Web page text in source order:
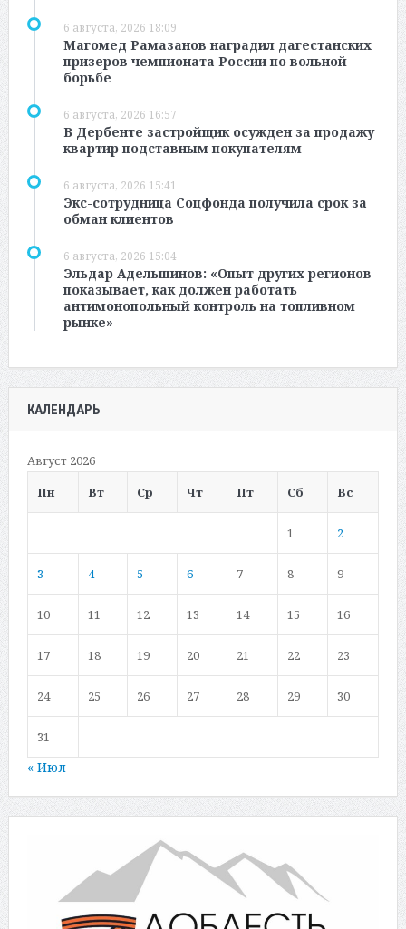
6 августа, 2026 18:09
Магомед Рамазанов наградил дагестанских
призеров чемпионата России по вольной
борьбе
6 августа, 2026 16:57
В Дербенте застройщик осужден за продажу
квартир подставным покупателям
6 августа, 2026 15:41
Экс-сотрудница Соцфонда получила срок за
обман клиентов
6 августа, 2026 15:04
Эльдар Адельшинов: «Опыт других регионов
показывает, как должен работать
антимонопольный контроль на топливном
рынке»
КАЛЕНДАРЬ
Август 2026
Пн
Вт Ср Чт Пт Сб Вс
1 2
3 4 5 6 7 8 9
10 11 12 13 14 15 16
17 18 19 20 21 22 23
24 25 26 27 28 29 30
31
« Июл